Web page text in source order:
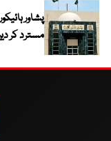
پشاور
مسترد کر